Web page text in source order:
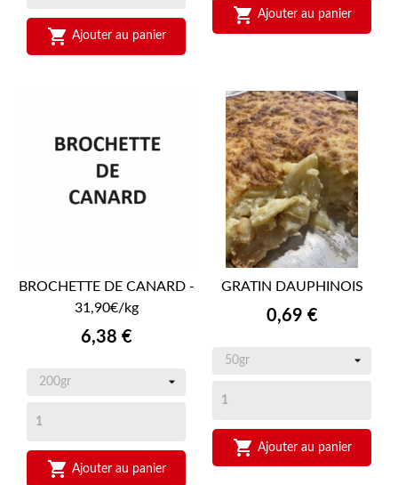
 Ajouter au panier
 Ajouter au panier
BROCHETTE DE CANARD -
31,90€/kg
Prix
6,38 €
 Ajouter au panier
GRATIN DAUPHINOIS
Prix
0,69 €
 Ajouter au panier